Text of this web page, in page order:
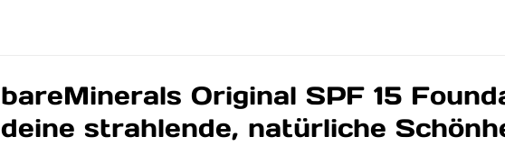
bareMinerals Original SPF 15
deine strahlende, natürliche